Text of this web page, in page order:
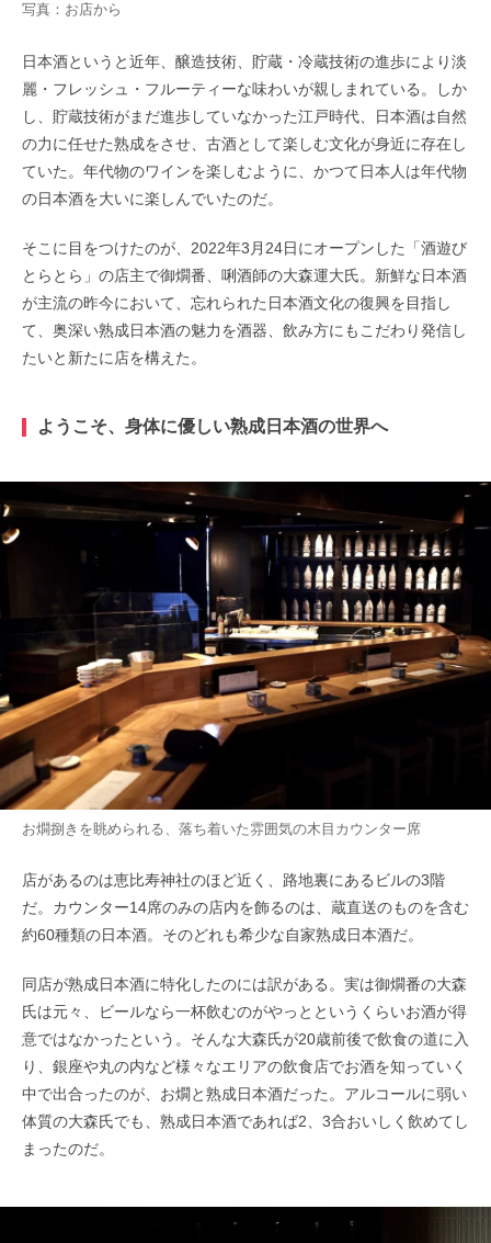
写真：お店から
日本酒というと近年、醸造技術、貯蔵・冷蔵技術の進歩により淡
麗・フレッシュ・フルーティーな味わいが親しまれている。しか
し、貯蔵技術がまだ進歩していなかった江戸時代、日本酒は自然
の力に任せた熟成をさせ、古酒として楽しむ文化が身近に存在し
ていた。年代物のワインを楽しむように、かつて日本人は年代物
の日本酒を大いに楽しんでいたのだ。
そこに目をつけたのが、2022年3月24日にオープンした「酒遊び
とらとら」の店主で御燗番、唎酒師の大森運大氏。新鮮な日本酒
が主流の昨今において、忘れられた日本酒文化の復興を目指し
て、奥深い熟成日本酒の魅力を酒器、飲み方にもこだわり発信し
たいと新たに店を構えた。
ようこそ、身体に優しい熟成日本酒の世界へ
お燗捌きを眺められる、落ち着いた雰囲気の木目カウンター席
店があるのは恵比寿神社のほど近く、路地裏にあるビルの3階
だ。カウンター14席のみの店内を飾るのは、蔵直送のものを含む
約60種類の日本酒。そのどれも希少な自家熟成日本酒だ。
同店が熟成日本酒に特化したのには訳がある。実は御燗番の大森
氏は元々、ビールなら一杯飲むのがやっとというくらいお酒が得
意ではなかったという。そんな大森氏が20歳前後で飲食の道に入
り、銀座や丸の内など様々なエリアの飲食店でお酒を知っていく
中で出合ったのが、お燗と熟成日本酒だった。アルコールに弱い
体質の大森氏でも、熟成日本酒であれば2、3合おいしく飲めてし
まったのだ。